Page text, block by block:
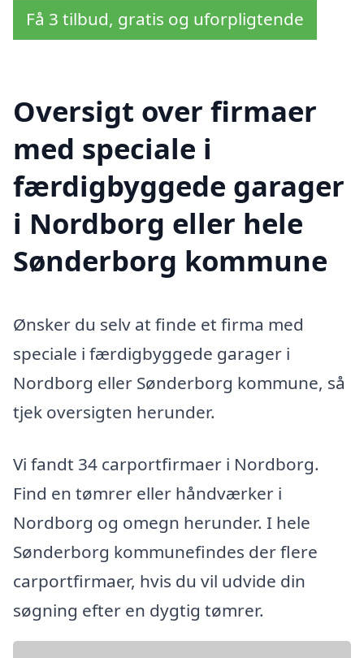
Få 3 tilbud, gratis og uforpligtende
Oversigt over firmaer
med speciale i
færdigbyggede garager
i Nordborg eller hele
Sønderborg kommune
Ønsker du selv at finde et firma med
speciale i færdigbyggede garager i
Nordborg eller Sønderborg kommune, så
tjek oversigten herunder.
Vi fandt 34 carportfirmaer i Nordborg.
Find en tømrer eller håndværker i
Nordborg og omegn herunder. I hele
Sønderborg kommunefindes der flere
carportfirmaer, hvis du vil udvide din
søgning efter en dygtig tømrer.